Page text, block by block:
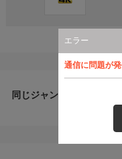
エラー
通信に問題が
同じジャンルのおすすめ番